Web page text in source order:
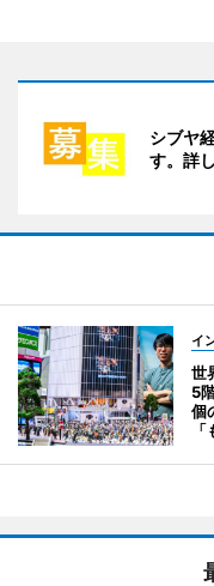
シブヤ
す。詳
イ
世
5
個